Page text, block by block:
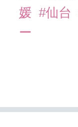
媛 #仙台
ー